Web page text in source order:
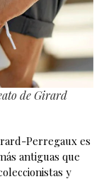
de Girard
Perregaux es
antiguas que
y